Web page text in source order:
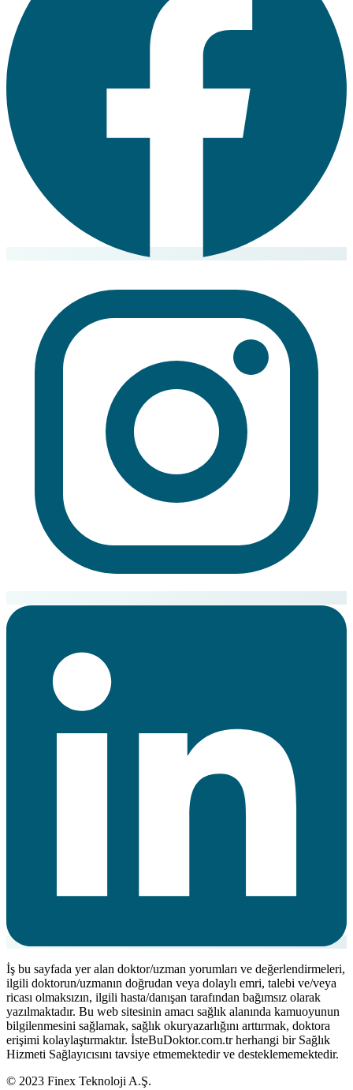
İş bu sayfada yer alan doktor/uzman yorumları ve değerlendirmeleri,
ilgili doktorun/uzmanın doğrudan veya dolaylı emri, talebi ve/veya
ricası olmaksızın, ilgili hasta/danışan tarafından bağımsız olarak
yazılmaktadır. Bu web sitesinin amacı sağlık alanında kamuoyunun
bilgilenmesini sağlamak, sağlık okuryazarlığını arttırmak, doktora
erişimi kolaylaştırmaktır. İsteBuDoktor.com.tr herhangi bir Sağlık
Hizmeti Sağlayıcısını tavsiye etmemektedir ve desteklememektedir.
© 2023 Finex Teknoloji A.Ş.